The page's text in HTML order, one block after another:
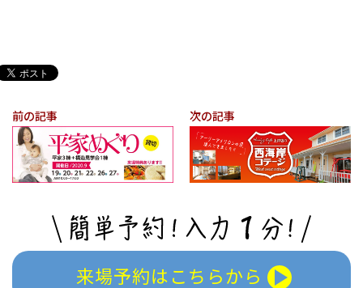
前の記事 次の記事
来場予約はこちらから